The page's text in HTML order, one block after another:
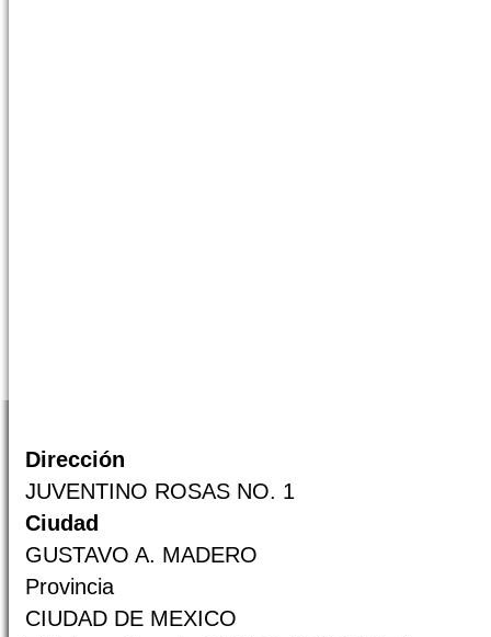
Dirección
JUVENTINO ROSAS NO. 1
Ciudad
GUSTAVO A. MADERO
Provincia
CIUDAD DE MEXICO